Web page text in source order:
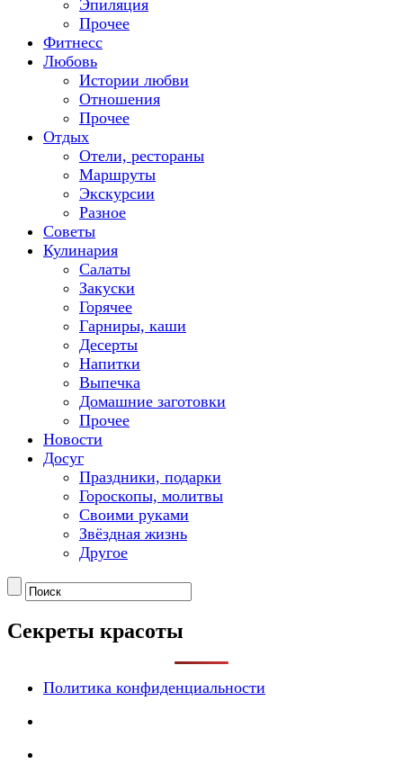
Эпиляция
Прочее
Фитнесс
Любовь
Истории любви
Отношения
Прочее
Отдых
Отели, рестораны
Маршруты
Экскурсии
Разное
Советы
Кулинария
Салаты
Закуски
Горячее
Гарниры, каши
Десерты
Напитки
Выпечка
Домашние заготовки
Прочее
Новости
Досуг
Праздники, подарки
Гороскопы, молитвы
Своими руками
Звёздная жизнь
Другое
Секреты красоты
Политика конфиденциальности